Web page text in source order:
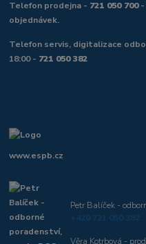
Telefon prodejna - 721 050 700-
objednávek.
Telefon servis, digitalizace
18:00 - 721 050 382
www.espb.cz
Petr Balíček -
+420 721 050 382
Věra Kotrbová -